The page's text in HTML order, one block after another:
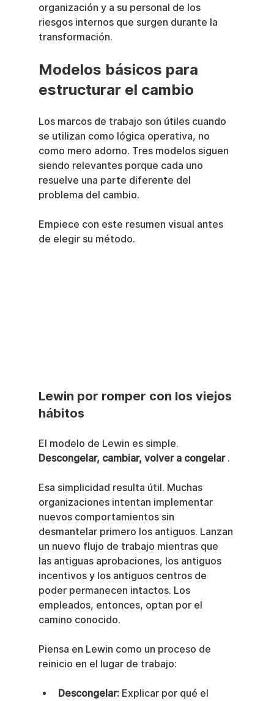
organización y a su personal de los
riesgos internos que surgen durante la
transformación.
Modelos básicos para
estructurar el cambio
Los marcos de trabajo son útiles cuando
se utilizan como lógica operativa, no
como mero adorno. Tres modelos siguen
siendo relevantes porque cada uno
resuelve una parte diferente del
problema del cambio.
Empiece con este resumen visual antes
de elegir su método.
Lewin por romper con los viejos
hábitos
El modelo de Lewin es simple.
Descongelar, cambiar, volver a congelar .
Esa simplicidad resulta útil. Muchas
organizaciones intentan implementar
nuevos comportamientos sin
desmantelar primero los antiguos. Lanzan
un nuevo flujo de trabajo mientras que
las antiguas aprobaciones, los antiguos
incentivos y los antiguos centros de
poder permanecen intactos. Los
empleados, entonces, optan por el
camino conocido.
Piensa en Lewin como un proceso de
reinicio en el lugar de trabajo:
Descongelar: Explicar por qué el